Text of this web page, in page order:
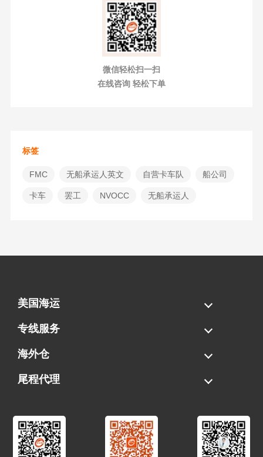
微信轻松扫一扫
在线咨询 轻松下单
标签
FMC 无船承运人英文 自营卡车队 船公司
卡车 罢工 NVOCC 无船承运人
美国海运
海运拼柜
海运整柜
美国海卡
加拿大海运
专线服务
FBA专线直送
超大件专线
AWD专线
电池专线
海外仓
一件代发
FBA中转
贴标换标
拆柜/存储
尾程代理